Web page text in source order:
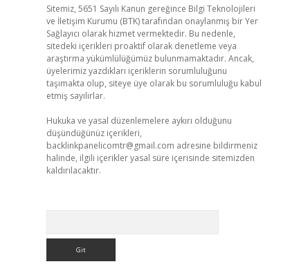
Sitemiz, 5651 Sayılı Kanun gereğince Bilgi Teknolojileri
ve İletişim Kurumu (BTK) tarafından onaylanmış bir Yer
Sağlayıcı olarak hizmet vermektedir. Bu nedenle,
sitedeki içerikleri proaktif olarak denetleme veya
araştırma yükümlülüğümüz bulunmamaktadır. Ancak,
üyelerimiz yazdıkları içeriklerin sorumluluğunu
taşımakta olup, siteye üye olarak bu sorumluluğu kabul
etmiş sayılırlar.
Hukuka ve yasal düzenlemelere aykırı olduğunu
düşündüğünüz içerikleri,
backlinkpanelicomtr@gmail.com adresine bildirmeniz
halinde, ilgili içerikler yasal süre içerisinde sitemizden
kaldırılacaktır.